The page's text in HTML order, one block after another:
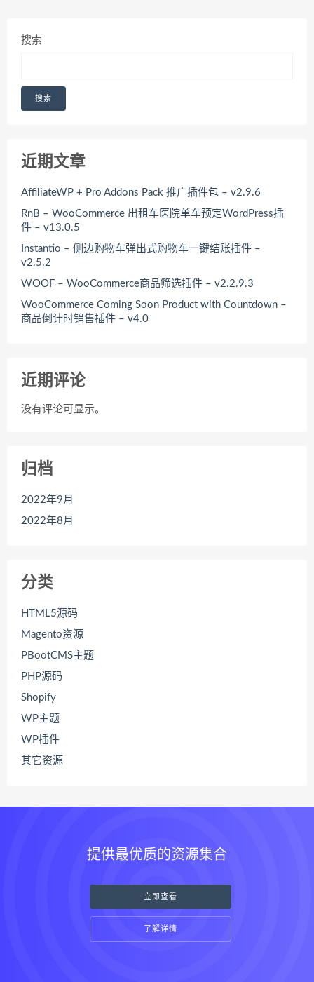
搜索
搜索
近期文章
AffiliateWP + Pro Addons Pack 推广插件包 – v2.9.6
RnB – WooCommerce 出租车医院单车预定WordPress插
件 – v13.0.5
Instantio – 侧边购物车弹出式购物车一键结账插件 –
v2.5.2
WOOF – WooCommerce商品筛选插件 – v2.2.9.3
WooCommerce Coming Soon Product with Countdown –
商品倒计时销售插件 – v4.0
近期评论
没有评论可显示。
归档
2022年9月
2022年8月
分类
HTML5源码
Magento资源
PBootCMS主题
PHP源码
Shopify
WP主题
WP插件
其它资源
提供最优质的资源集合
立即查看
了解详情